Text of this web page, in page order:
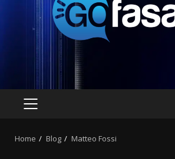
PRIMARY
Home Blog Matteo Fossi